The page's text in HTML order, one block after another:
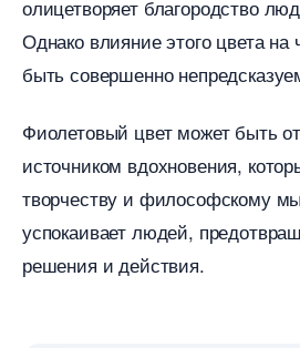
олицетворяет благородство
Однако влияние этого цвета на
ыть совершенно
Фиолетовый цвет может быть
источником вдохновения,
творчеству и философскому
успокаивает людей,
решения и действия.